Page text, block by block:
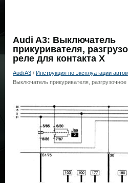
Audi A3: Выключатель
прикуривателя,
реле для контакта Х
Audi A3 / Инструкция по эксплуатации
Выключатель прикуривателя,